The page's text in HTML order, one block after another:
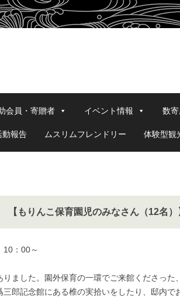
会員・寄贈者 イベント情報 数寄
動報告 ムスリムフレンドリー 体験型観
もりんこ保育園児のみなさん（12名）
10：00～
りました。園外保育の一環でご来館くださっ
郎記念館にある椎の実拾いをしたり、邸内